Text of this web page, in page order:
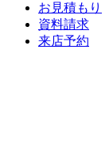
お見積もり
資料請求
来店予約